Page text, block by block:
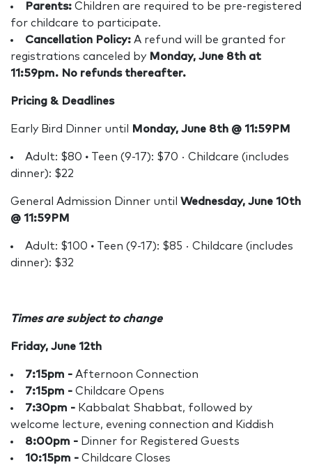
Parents: Children are required to be pre-registered
for childcare to participate.
Cancellation Policy: A refund will be granted for
registrations canceled by Monday, June 8th at
11:59pm. No refunds thereafter.
Pricing & Deadlines
Early Bird Dinner until Monday, June 8th @ 11:59PM
Adult: $80 · Teen (9-17): $70 · Childcare (includes
dinner): $22
General Admission Dinner until Wednesday, June 10th
@ 11:59PM
Adult: $100 · Teen (9-17): $85 · Childcare (includes
dinner): $32
Times are subject to change
Friday, June 12th
7:15pm - Afternoon Connection
7:15pm - Childcare Opens
7:30pm - Kabbalat Shabbat, followed by
welcome lecture, evening connection and Kiddish
8:00pm - Dinner for Registered Guests
10:15pm - Childcare Closes